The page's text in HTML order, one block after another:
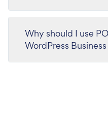
Why should I use
WordPress